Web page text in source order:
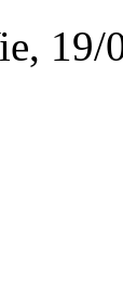
19/